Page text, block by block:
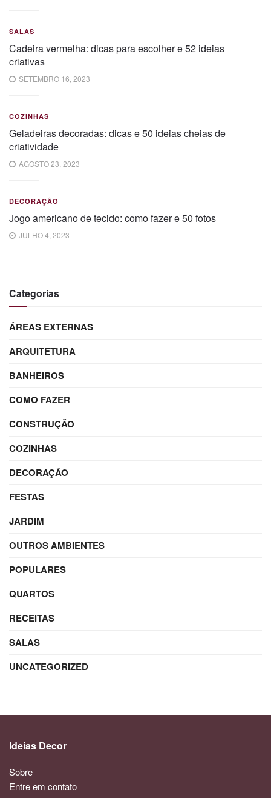
SALAS
Cadeira vermelha: dicas para escolher e 52 ideias
criativas
SETEMBRO 16, 2023
COZINHAS
Geladeiras decoradas: dicas e 50 ideias cheias de
criatividade
AGOSTO 23, 2023
DECORAÇÃO
Jogo americano de tecido: como fazer e 50 fotos
JULHO 4, 2023
Categorias
ÁREAS EXTERNAS
ARQUITETURA
BANHEIROS
COMO FAZER
CONSTRUÇÃO
COZINHAS
DECORAÇÃO
FESTAS
JARDIM
OUTROS AMBIENTES
POPULARES
QUARTOS
RECEITAS
SALAS
UNCATEGORIZED
Ideias Decor
Sobre
Entre em contato